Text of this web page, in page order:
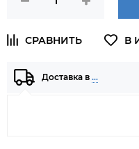
Доставка в …